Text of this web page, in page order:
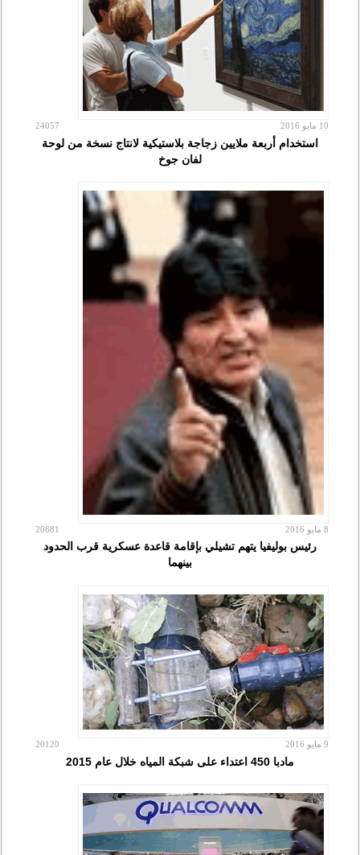
10 مايو 2016 24057
استخدام أربعة ملايين زجاجة بلاستيكية لانتاج نسخة من لوحة
لفان جوخ
8 مايو 2016 20681
رئيس بوليفيا يتهم تشيلي بإقامة قاعدة عسكرية قرب الحدود
بينهما
9 مايو 2016 20120
مادبا 450 اعتداء على شبكة المياه خلال عام 2015